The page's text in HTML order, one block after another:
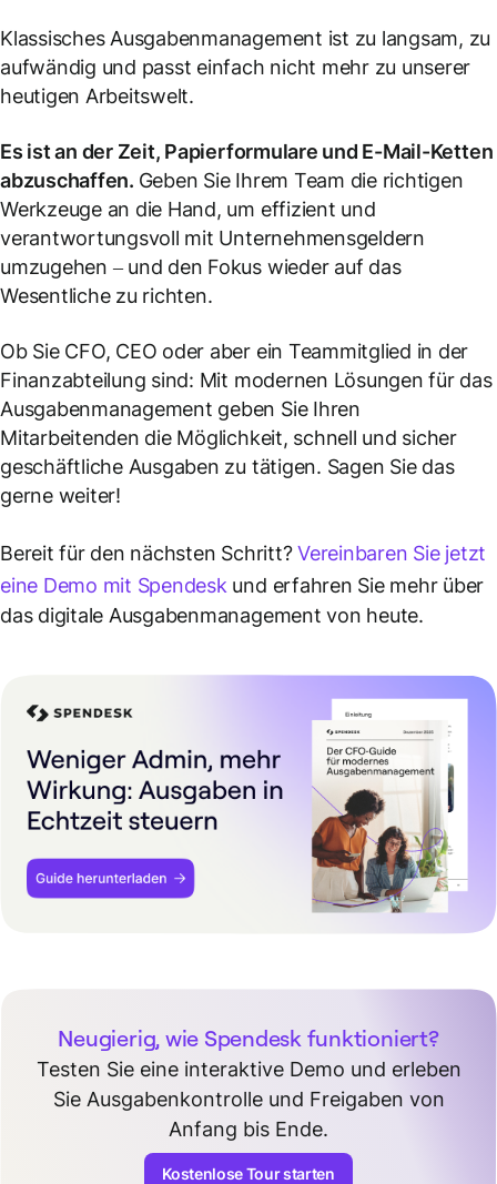
Klassisches Ausgabenmanagement ist zu langsam, zu
aufwändig und passt einfach nicht mehr zu unserer
heutigen Arbeitswelt.
Es ist an der Zeit, Papierformulare und E-Mail-Ketten
abzuschaffen. Geben Sie Ihrem Team die richtigen
Werkzeuge an die Hand, um effizient und
verantwortungsvoll mit Unternehmensgeldern
umzugehen – und den Fokus wieder auf das
Wesentliche zu richten.
Ob Sie CFO, CEO oder aber ein Teammitglied in der
Finanzabteilung sind: Mit modernen Lösungen für das
Ausgabenmanagement geben Sie Ihren
Mitarbeitenden die Möglichkeit, schnell und sicher
geschäftliche Ausgaben zu tätigen. Sagen Sie das
gerne weiter!
Bereit für den nächsten Schritt?Vereinbaren Sie jetzt
eine Demo mit Spendesk und erfahren Sie mehr über
das digitale Ausgabenmanagement von heute.
Neugierig, wie Spendesk funktioniert?
Testen Sie eine interaktive Demo und erleben
Sie Ausgabenkontrolle und Freigaben von
Anfang bis Ende.
Kostenlose Tour starten